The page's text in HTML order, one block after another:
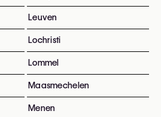
Leuven
Lochristi
Lommel
Maasmechelen
Menen